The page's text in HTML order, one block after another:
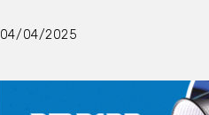
04/04/2025